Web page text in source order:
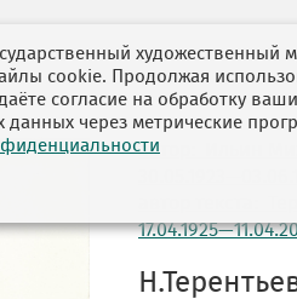
автор: Ильин
автор текста:
художественный
cookie. Продолжая
согласие на обработку
данных через метрические